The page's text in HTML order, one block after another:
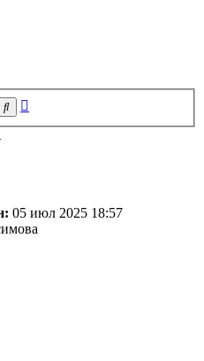
Поиск
05 июл 2025 18:57